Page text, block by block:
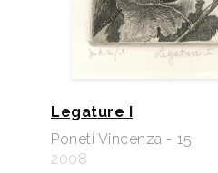
Legature I
Poneti Vincenza - 15
2008